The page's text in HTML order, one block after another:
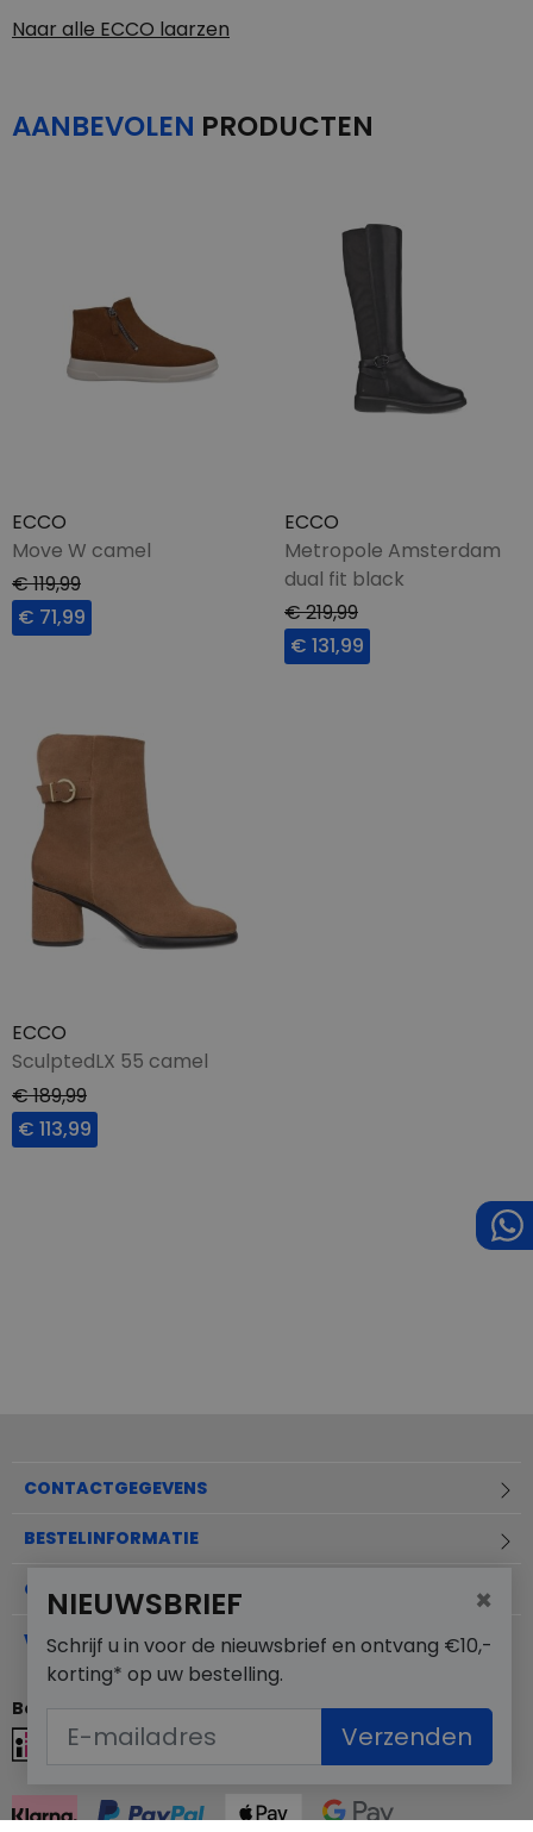
Naar alle ECCO laarzen
AANBEVOLEN PRODUCTEN
ECCO
Move W camel
€ 119,99
€ 71,99
ECCO
Metropole Amsterdam
dual fit black
€ 219,99
€ 131,99
ECCO
SculptedLX 55 camel
€ 189,99
€ 113,99
CONTACTGEGEVENS
BESTELINFORMATIE
OVER MERKSCHOENENSTUNTER.NL
VEELGESTELDE VRAGEN
Betaalmogelijkheden
×
NIEUWSBRIEF
Schrijf u in voor de nieuwsbrief en ontvang €10,-
korting* op uw bestelling.
Verzenden